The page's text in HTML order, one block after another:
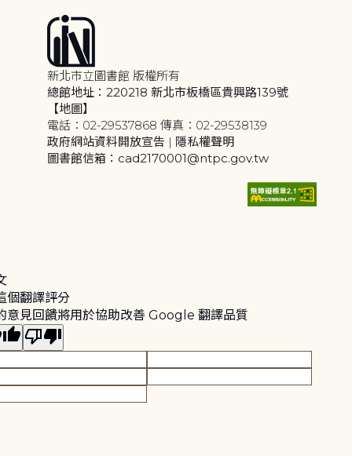
新北市立圖書館 版權所有
總館地址：220218 新北市板橋區貴興路139號
【地圖】
電話：02-29537868 傳真：02-29538139
政府網站資料開放宣告 | 隱私權聲明
圖書館信箱：cad2170001@ntpc.gov.tw
個翻譯評分
意見回饋將用於協助改善 Google 翻譯品質